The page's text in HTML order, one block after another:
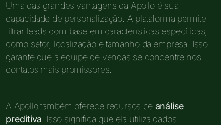
Uma das grandes vantagens da Apollo é sua
capacidade de personalização. A plataforma permite
filtrar leads com base em características específicas,
como setor, localização e tamanho da empresa. Isso
garante que a equipe de vendas se concentre nos
contatos mais promissores.
A Apollo também oferece recursos de análise
preditiva . Isso significa que ela utiliza dados